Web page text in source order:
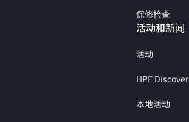
保修检查
活动和新闻
活动
HPE Discover
本地活动